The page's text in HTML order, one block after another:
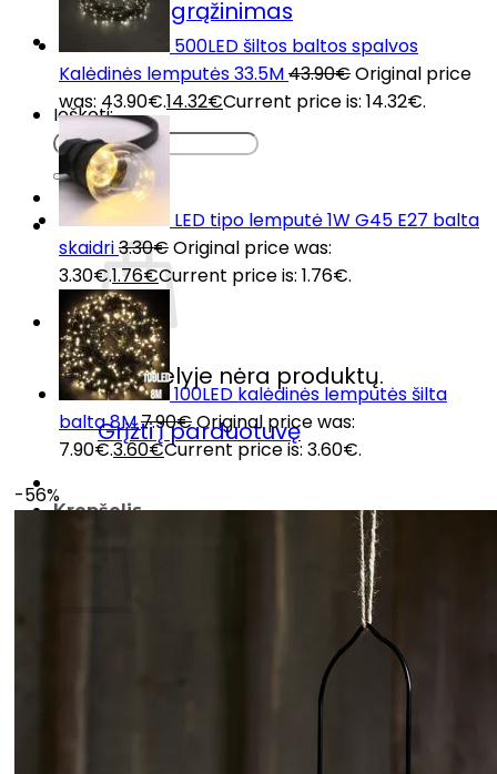
Prekių grąžinimas
Kontaktai
Ieškoti:
Krepšelyje nėra produktų.
Grįžti į parduotuvę
Krepšelis
500LED šiltos baltos spalvos
Kalėdinės lemputės 33.5M43.90€Original price
was: 43.90€.14.32€Current price is: 14.32€.
LED tipo lemputė 1W G45 E27 balta
skaidri3.30€Original price was:
3.30€.1.76€Current price is: 1.76€.
100LED kalėdinės lemputės šilta
balta 8M7.90€Original price was:
7.90€.3.60€Current price is: 3.60€.
-56%